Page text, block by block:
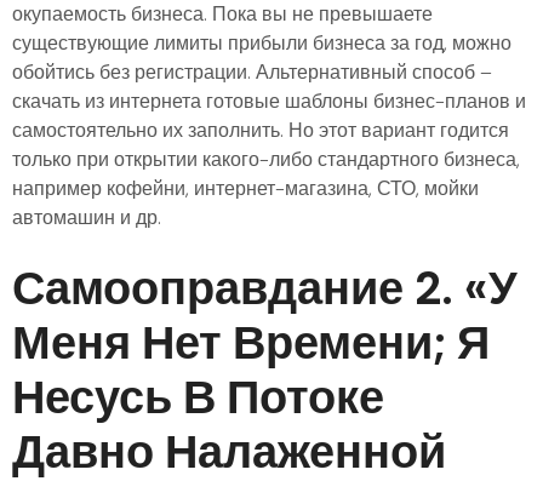
окупаемость бизнеса. Пока вы не превышаете
существующие лимиты прибыли бизнеса за год, можно
обойтись без регистрации. Альтернативный способ –
скачать из интернета готовые шаблоны бизнес-планов и
самостоятельно их заполнить. Но этот вариант годится
только при открытии какого-либо стандартного бизнеса,
например кофейни, интернет-магазина, СТО, мойки
автомашин и др.
Самооправдание 2. «У
Меня Нет Времени; Я
Несусь В Потоке
Давно Налаженной